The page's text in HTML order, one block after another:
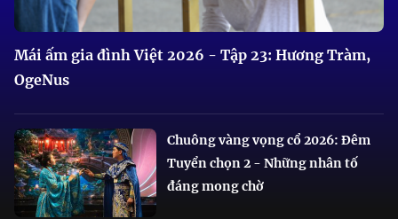
Mái ấm gia đình Việt 2026 - Tập 23: Hương Tràm,
OgeNus
Chuông vàng vọng cổ 2026: Đêm
Tuyển chọn 2 - Những nhân tố
đáng mong chờ